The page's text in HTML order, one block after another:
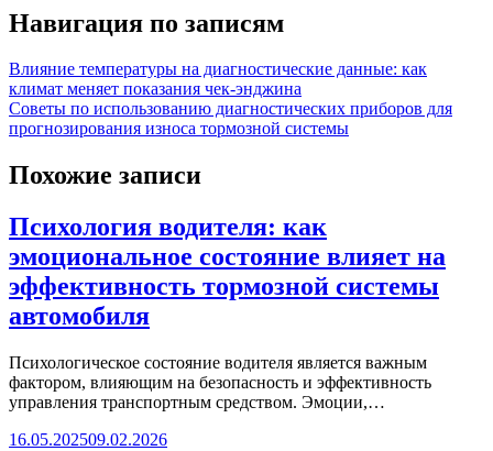
Навигация по записям
Влияние температуры на диагностические данные: как
климат меняет показания чек-энджина
Советы по использованию диагностических приборов для
прогнозирования износа тормозной системы
Похожие записи
Психология водителя: как
эмоциональное состояние влияет на
эффективность тормозной системы
автомобиля
Психологическое состояние водителя является важным
фактором, влияющим на безопасность и эффективность
управления транспортным средством. Эмоции,…
16.05.202509.02.2026